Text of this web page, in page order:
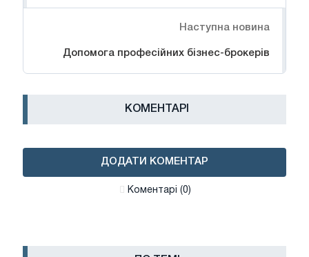
Наступна новина
Допомога професійних бізнес-брокерів
КОМЕНТАРІ
ДОДАТИ КОМЕНТАР
Коментарі (0)